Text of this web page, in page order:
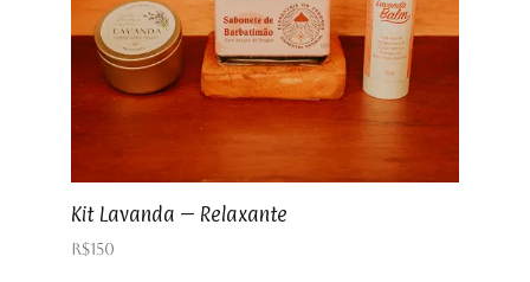
Kit Lavanda – Relaxante
R$150